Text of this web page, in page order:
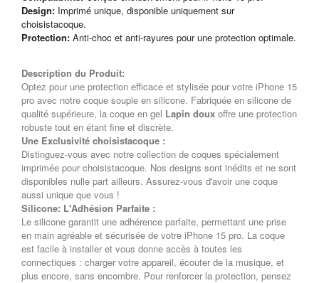
Design: Imprimé unique, disponible uniquement sur
choisistacoque.
Protection: Anti-choc et anti-rayures pour une protection optimale.
Description du Produit:
Optez pour une protection efficace et stylisée pour votre iPhone 15
pro avec notre coque souple en silicone. Fabriquée en silicone de
qualité supérieure, la coque en gel Lapin doux offre une protection
robuste tout en étant fine et discrète.
Une Exclusivité choisistacoque :
Distinguez-vous avec notre collection de coques spécialement
imprimée pour choisistacoque. Nos designs sont inédits et ne sont
disponibles nulle part ailleurs. Assurez-vous d'avoir une coque
aussi unique que vous !
Silicone: L'Adhésion Parfaite :
Le silicone garantit une adhérence parfaite, permettant une prise
en main agréable et sécurisée de votre iPhone 15 pro. La coque
est facile à installer et vous donne accès à toutes les
connectiques : charger votre appareil, écouter de la musique, et
plus encore, sans encombre. Pour renforcer la protection, pensez